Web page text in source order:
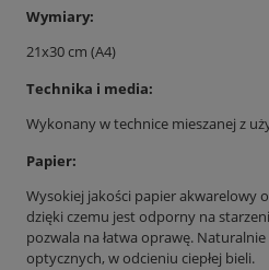
Wymiary:
21x30 cm (A4)
Technika i media:
Wykonany w technice mieszanej z
Papier:
Wysokiej jakości papier akwarelowy
dzięki czemu jest odporny na
pozwala na łatwa oprawę. Naturalnie
optycznych, w odcieniu ciepłej bieli.